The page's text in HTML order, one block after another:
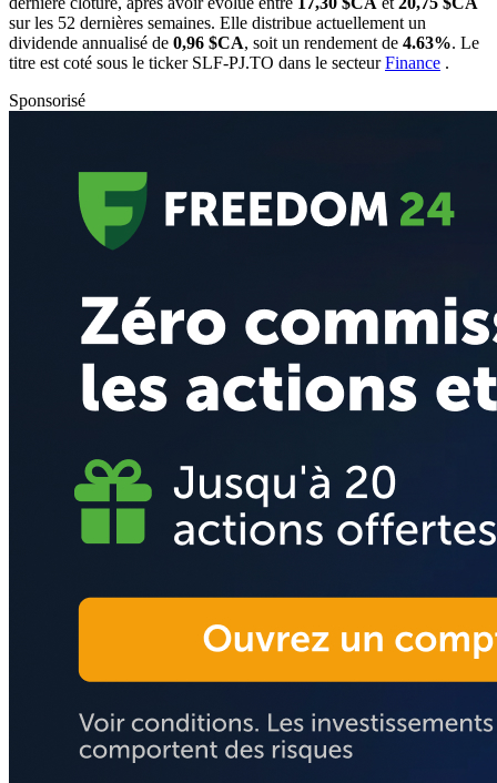
sur les 52 dernières semaines. Elle distribue actuellement un
dividende annualisé de 0,96 $CA, soit un rendement de 4.63%. Le
titre est coté sous le ticker SLF-PJ.TO dans le secteurFinance .
Sponsorisé